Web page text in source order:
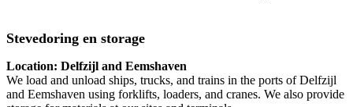
Stevedoring en storage
Location: Delfzijl and Eemshaven
We load and unload ships, trucks, and trains in the ports of Delfzijl
and Eemshaven using forklifts, loaders, and cranes. We also provide